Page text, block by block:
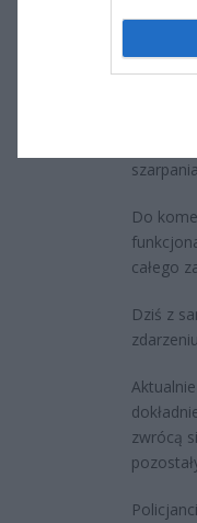
Do
całego
Dziś z
zwrócą